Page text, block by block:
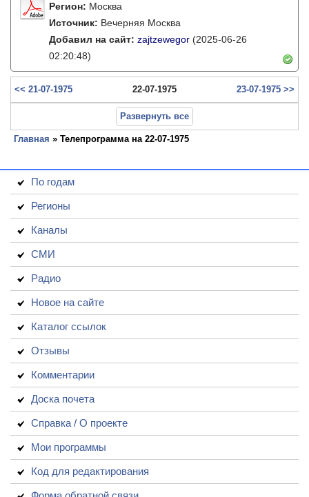
Регион: Москва
Источник: Вечерняя Москва
Добавил на сайт: zajtzewegor (2025-06-26
02:20:48)
<< 21-07-1975 22-07-1975 23-07-1975 >>
Развернуть все
Главная » Телепрограмма на 22-07-1975
По годам
Регионы
Каналы
СМИ
Радио
Новое на сайте
Каталог ссылок
Отзывы
Комментарии
Доска почета
Справка / О проекте
Мои программы
Код для редактирования